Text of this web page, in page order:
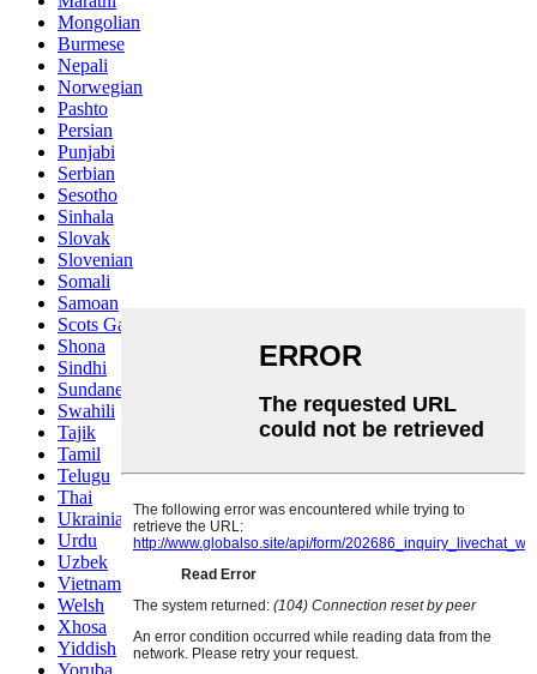
Mongolian
Burmese
Nepali
Norwegian
Pashto
Persian
Punjabi
Serbian
Sesotho
Sinhala
Slovak
Slovenian
Somali
Samoan
Scots Gaelic
Shona
Sindhi
Sundanese
Swahili
Tajik
Tamil
Telugu
Thai
Ukrainian
Urdu
Uzbek
Vietnamese
Welsh
Xhosa
Yiddish
Yoruba